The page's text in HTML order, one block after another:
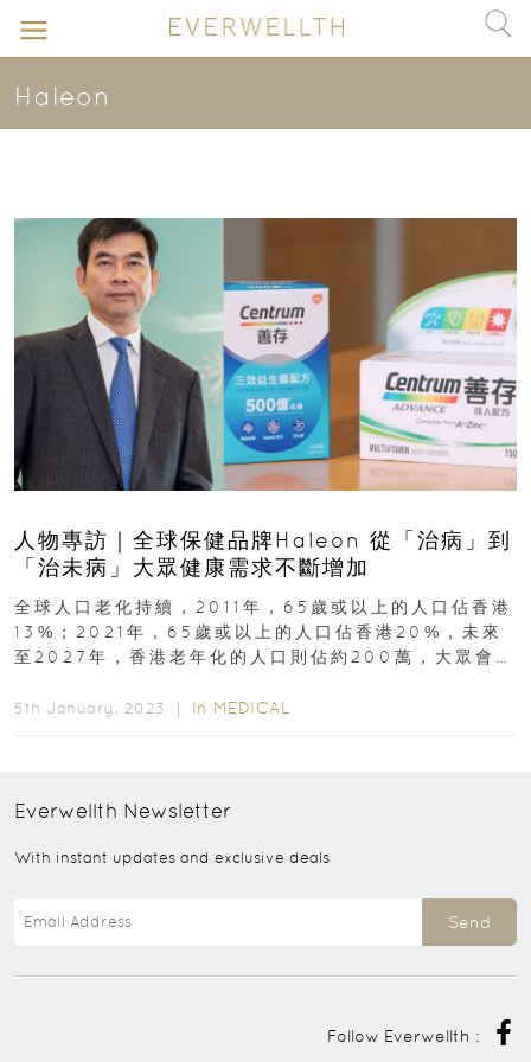
Haleon
人物專訪｜全球保健品牌Haleon 從「治病」到
「治未病」大眾健康需求不斷增加
全球人口老化持續，2011年，65歲或以上的人口佔香港
13%；2021年，65歲或以上的人口佔香港20%，未來
至2027年，香港老年化的人口則佔約200萬，大眾會更
5th January, 2023 ｜ In MEDICAL
Everwellth Newsletter
With instant updates and exclusive deals
Send
Follow Everwellth :